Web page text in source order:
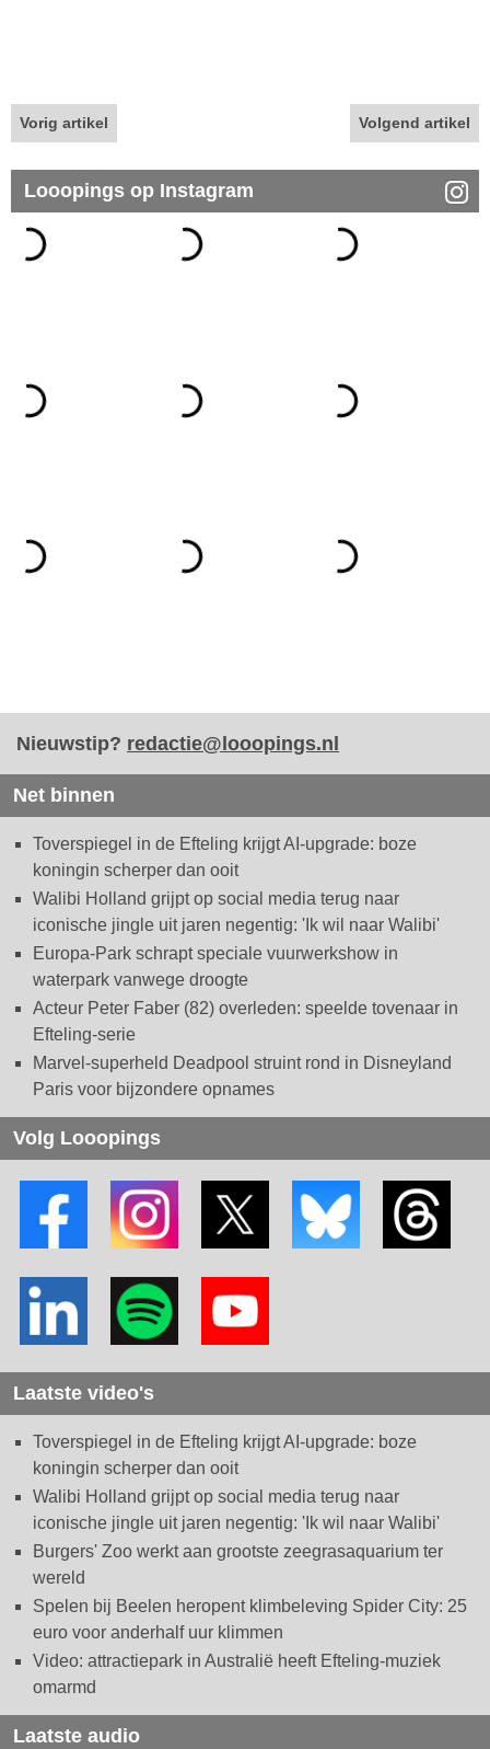
Vorig artikel Volgend artikel
Looopings op Instagram
Nieuwstip? redactie@looopings.nl
Net binnen
Toverspiegel in de Efteling krijgt AI-upgrade: boze
koningin scherper dan ooit
Walibi Holland grijpt op social media terug naar
iconische jingle uit jaren negentig: 'Ik wil naar Walibi'
Europa-Park schrapt speciale vuurwerkshow in
waterpark vanwege droogte
Acteur Peter Faber (82) overleden: speelde tovenaar in
Efteling-serie
Marvel-superheld Deadpool struint rond in Disneyland
Paris voor bijzondere opnames
Volg Looopings
Laatste video's
Toverspiegel in de Efteling krijgt AI-upgrade: boze
koningin scherper dan ooit
Walibi Holland grijpt op social media terug naar
iconische jingle uit jaren negentig: 'Ik wil naar Walibi'
Burgers' Zoo werkt aan grootste zeegrasaquarium ter
wereld
Spelen bij Beelen heropent klimbeleving Spider City: 25
euro voor anderhalf uur klimmen
Video: attractiepark in Australië heeft Efteling-muziek
omarmd
Laatste audio